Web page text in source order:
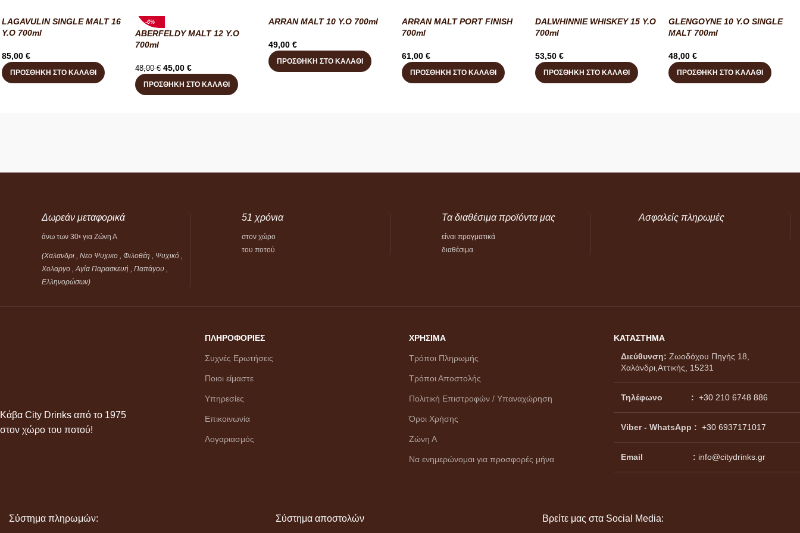
LAGAVULIN SINGLE MALT 16
Y.O 700ml
85,00 €
ΠΡΟΣΘΉΚΗ ΣΤΟ ΚΑΛΆΘΙ
-6%
ABERFELDY MALT 12 Y.O
700ml
48,00€ 45,00 €
ΠΡΟΣΘΉΚΗ ΣΤΟ ΚΑΛΆΘΙ
ARRAN MALT 10 Y.O 700ml
49,00 €
ΠΡΟΣΘΉΚΗ ΣΤΟ ΚΑΛΆΘΙ
ARRAN MALT PORT FINISH
700ml
61,00 €
ΠΡΟΣΘΉΚΗ ΣΤΟ ΚΑΛΆΘΙ
DALWHINNIE WHISKEY 15 Y.O
700ml
53,50 €
ΠΡΟΣΘΉΚΗ ΣΤΟ ΚΑΛΆΘΙ
GLENGOYNE 10 Y.O SINGLE
MALT 700ml
48,00 €
ΠΡΟΣΘΉΚΗ ΣΤΟ ΚΑΛΆΘΙ
Δωρεάν μεταφορικά
άνω των 30ε για Ζώνη Α
(Χαλανδρι , Νεο Ψυχικο , Φιλοθέη , Ψυχικό ,
Χολαργο , Αγία Παρασκευή , Παπάγου ,
Ελληνορώσων)
51 χρόνια
στον χώρο
του ποτού
Τα διαθέσιμα προϊόντα μας
είναι πραγματικά
διαθέσιμα
Ασφαλείς πληρωμές
Κάβα City Drinks από το 1975
στον χώρο του ποτού!
ΠΛΗΡΟΦΟΡΙΕΣ
Συχνές Ερωτήσεις
Ποιοι είμαστε
Υπηρεσίες
Επικοινωνία
Λογαριασμός
ΧΡΗΣΙΜΑ
Τρόποι Πληρωμής
Τρόποι Αποστολής
Πολιτική Επιστροφών / Υπαναχώρηση
Όροι Χρήσης
Ζώνη Α
Να ενημερώνομαι για προσφορές μήνα
ΚΑΤΑΣΤΗΜΑ
Διεύθυνση: Ζωοδόχου Πηγής 18,
Χαλάνδρι,Αττικής, 15231
Τηλέφωνο : +30 210 6748 886
Viber - WhatsApp : +30 6937171017
Email : info@citydrinks.gr
Σύστημα πληρωμών: Σύστημα αποστολών Βρείτε μας στα Social Media: